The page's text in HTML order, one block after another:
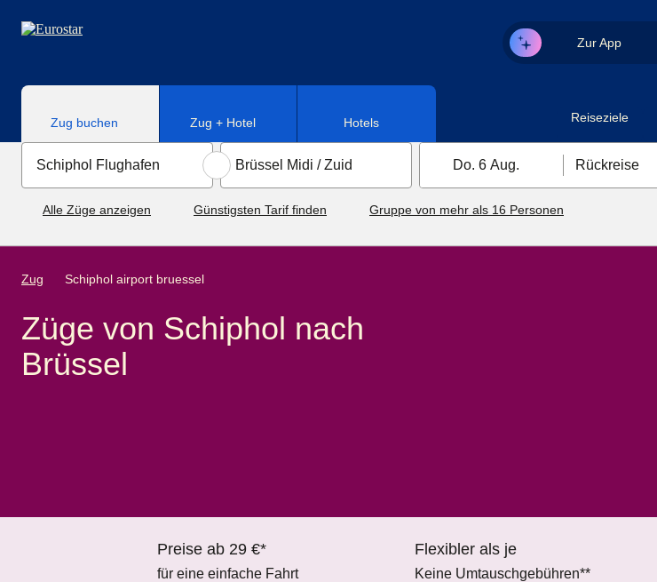
Zur App
Zug buchen Zug + Hotel Hotels Reiseziele
Do. 6 Aug. Rückreise
Alle Züge anzeigen Günstigsten Tarif finden Gruppe von mehr als 16 Personen
Zug Schiphol airport bruessel
Züge von Schiphol nach
Brüssel
Preise ab 29 €*
für eine einfache Fahrt
Flexibler als je
Keine Umtauschgebühren**